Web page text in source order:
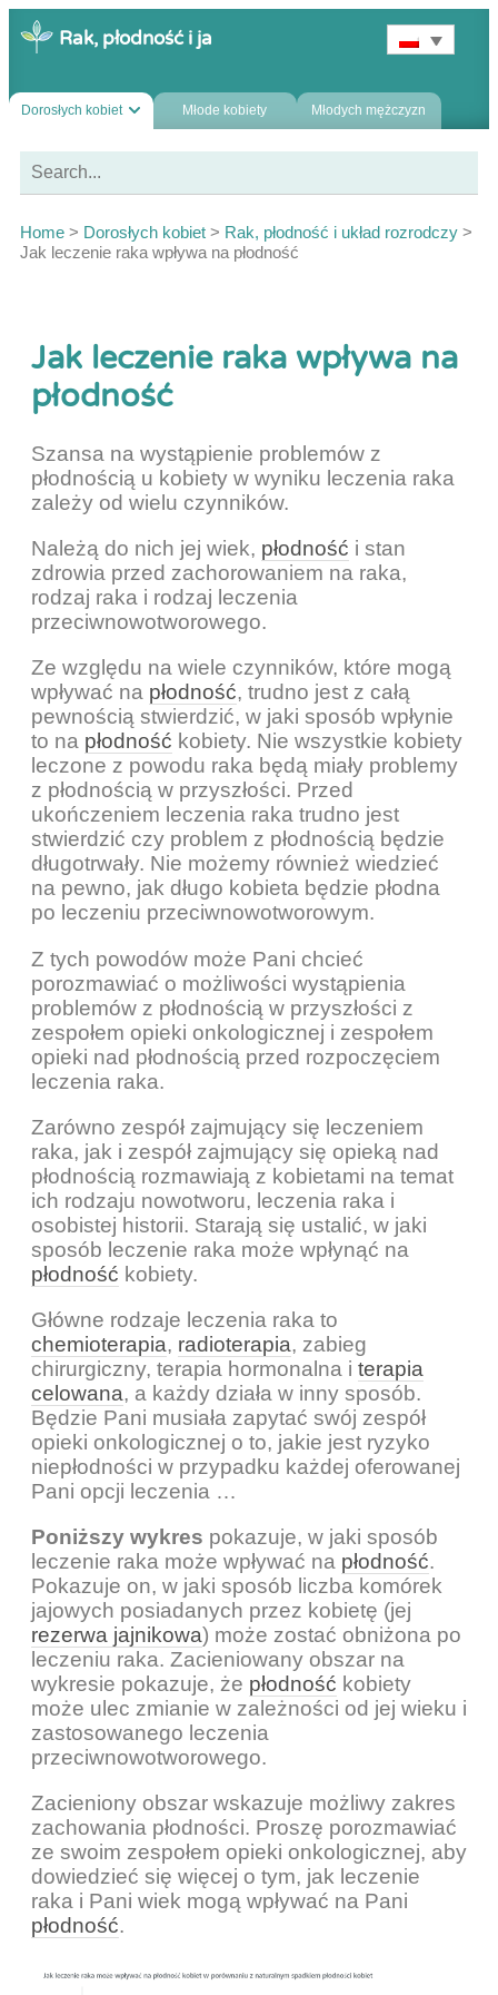
Rak, płodność i ja
Dorosłych kobiet Młode kobiety Młodych mężczyzn
Home > Dorosłych kobiet > Rak, płodność i układ rozrodczy >
Jak leczenie raka wpływa na płodność
Jak leczenie raka wpływa na
płodność
Szansa na wystąpienie problemów z
płodnością u kobiety w wyniku leczenia raka
zależy od wielu czynników.
Należą do nich jej wiek, płodność i stan
zdrowia przed zachorowaniem na raka,
rodzaj raka i rodzaj leczenia
przeciwnowotworowego.
Ze względu na wiele czynników, które mogą
wpływać na płodność, trudno jest z całą
pewnością stwierdzić, w jaki sposób wpłynie
to na płodność kobiety. Nie wszystkie kobiety
leczone z powodu raka będą miały problemy
z płodnością w przyszłości. Przed
ukończeniem leczenia raka trudno jest
stwierdzić czy problem z płodnością będzie
długotrwały. Nie możemy również wiedzieć
na pewno, jak długo kobieta będzie płodna
po leczeniu przeciwnowotworowym.
Z tych powodów może Pani chcieć
porozmawiać o możliwości wystąpienia
problemów z płodnością w przyszłości z
zespołem opieki onkologicznej i zespołem
opieki nad płodnością przed rozpoczęciem
leczenia raka.
Zarówno zespół zajmujący się leczeniem
raka, jak i zespół zajmujący się opieką nad
płodnością rozmawiają z kobietami na temat
ich rodzaju nowotworu, leczenia raka i
osobistej historii. Starają się ustalić, w jaki
sposób leczenie raka może wpłynąć na
płodność kobiety.
Główne rodzaje leczenia raka to
chemioterapia, radioterapia, zabieg
chirurgiczny, terapia hormonalna i terapia
celowana, a każdy działa w inny sposób.
Będzie Pani musiała zapytać swój zespół
opieki onkologicznej o to, jakie jest ryzyko
niepłodności w przypadku każdej oferowanej
Pani opcji leczenia …
Poniższy wykres pokazuje, w jaki sposób
leczenie raka może wpływać na płodność.
Pokazuje on, w jaki sposób liczba komórek
jajowych posiadanych przez kobietę (jej
rezerwa jajnikowa) może zostać obniżona po
leczeniu raka. Zacieniowany obszar na
wykresie pokazuje, że płodność kobiety
może ulec zmianie w zależności od jej wieku i
zastosowanego leczenia
przeciwnowotworowego.
Zacieniony obszar wskazuje możliwy zakres
zachowania płodności. Proszę porozmawiać
ze swoim zespołem opieki onkologicznej, aby
dowiedzieć się więcej o tym, jak leczenie
raka i Pani wiek mogą wpływać na Pani
płodność.